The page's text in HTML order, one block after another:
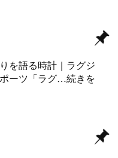
を語る時計｜ラグジ
ーツ「ラグ…続きを